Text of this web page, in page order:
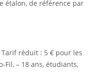
étalon, de référence par
Tarif réduit : 5 € pour les
Fil, – 18 ans, étudiants,